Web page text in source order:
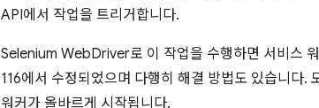
API에서 작업을 트리거합니다.
Selenium WebDriver로 이 작업을 수행하면 서비스
116에서 수정되었으며 다행히 해결 방법도 있습니
워커가 올바르게 시작됩니다.